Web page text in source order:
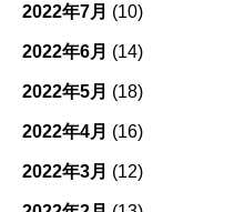
2022年7月 (10)
2022年6月 (14)
2022年5月 (18)
2022年4月 (16)
2022年3月 (12)